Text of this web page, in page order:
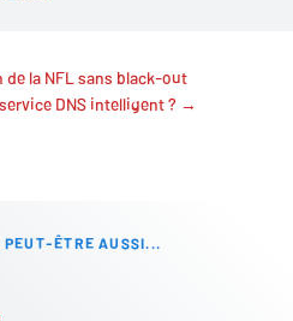
la NFL sans black-out
DNS intelligent ? →
PEUT-ÊTRE AUSSI...